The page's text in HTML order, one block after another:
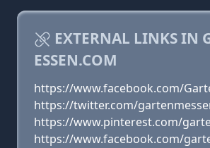
EXTERNAL LINKS IN
ESSEN.COM
https://www.facebook.com/
https://twitter.com/
https://www.pinterest.com/
https://www.facebook.com/